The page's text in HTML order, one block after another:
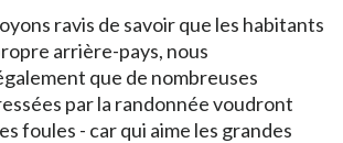
ravis de savoir que les habitants
arrière-pays, nous
que de nombreuses
par la randonnée voudront
foules - car qui aime les grandes